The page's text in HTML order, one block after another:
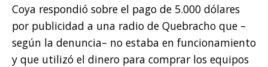
Coya respondió sobre el pago de 5.000 dólares
por publicidad a una radio de Quebracho que –
según la denuncia– no estaba en funcionamiento
y que utilizó el dinero para comprar los equipos